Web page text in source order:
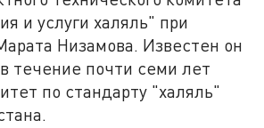
и услуги халяль" при
Низамова. Известен он
течение почти семи лет
по стандарту "халяль"